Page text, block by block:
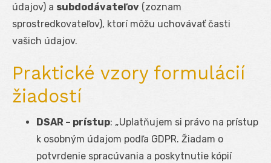
údajov) a subdodávateľov (zoznam
sprostredkovateľov), ktorí môžu uchovávať časti
vašich údajov.
Praktické vzory formulácií
žiadostí
DSAR – prístup: „Uplatňujem si právo na prístup
k osobným údajom podľa GDPR. Žiadam o
potvrdenie spracúvania a poskytnutie kópií